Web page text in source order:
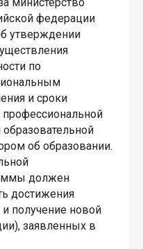
федерации
утверждении
по
и сроки
об образовании.
должен
достижения
получение новой
заявленных в